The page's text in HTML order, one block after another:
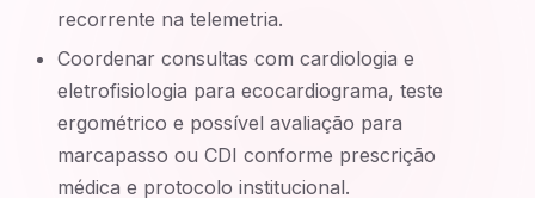
recorrente na telemetria.
Coordenar consultas com cardiologia e
eletrofisiologia para ecocardiograma, teste
ergométrico e possível avaliação para
marcapasso ou CDI conforme prescrição
médica e protocolo institucional.